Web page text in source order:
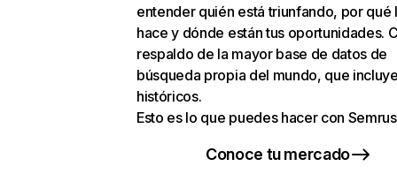
entender quién está triunfando, por qué
hace y dónde están tus oportunidades.
respaldo de la mayor base de datos de
búsqueda propia del mundo, que
históricos.
Esto es lo que puedes hacer con
Conoce tu mercado